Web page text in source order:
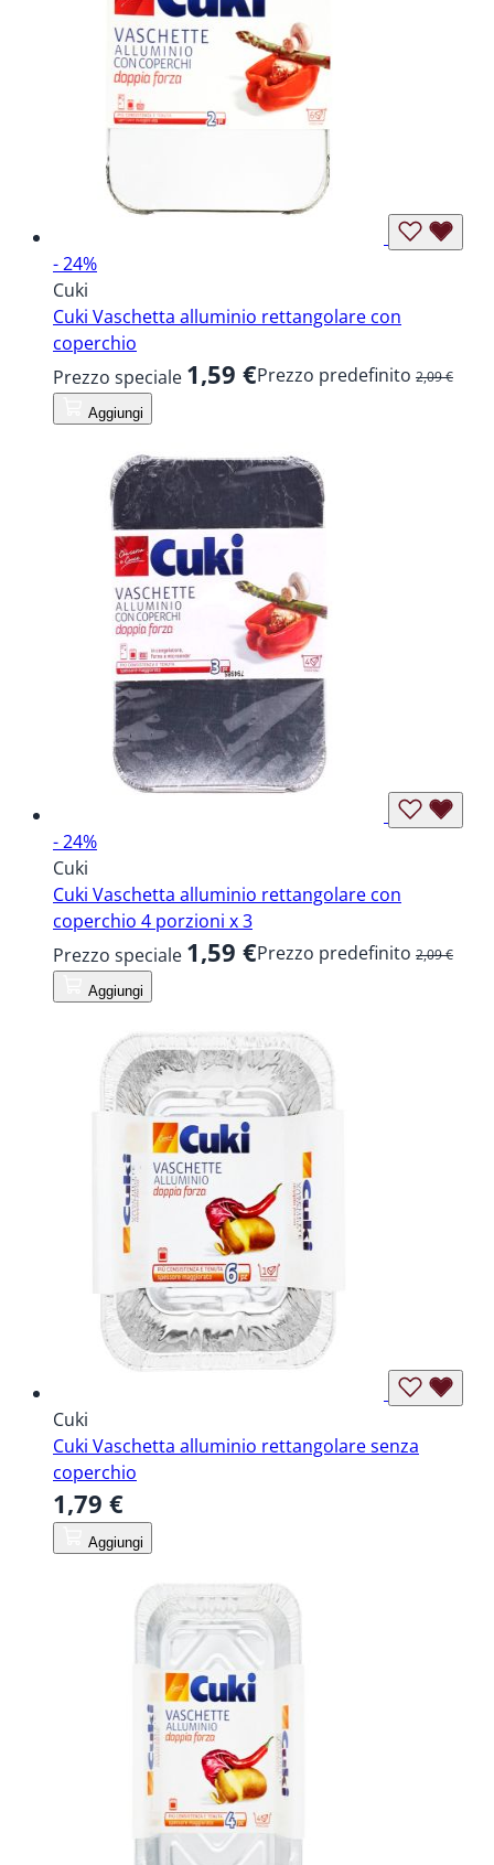
- 24%
Cuki
Cuki Vaschetta alluminio rettangolare con
coperchio
Prezzo speciale 1,59 €Prezzo predefinito 2,09 €
Aggiungi
- 24%
Cuki
Cuki Vaschetta alluminio rettangolare con
coperchio 4 porzioni x 3
Prezzo speciale 1,59 €Prezzo predefinito 2,09 €
Aggiungi
Cuki
Cuki Vaschetta alluminio rettangolare senza
coperchio
1,79 €
Aggiungi